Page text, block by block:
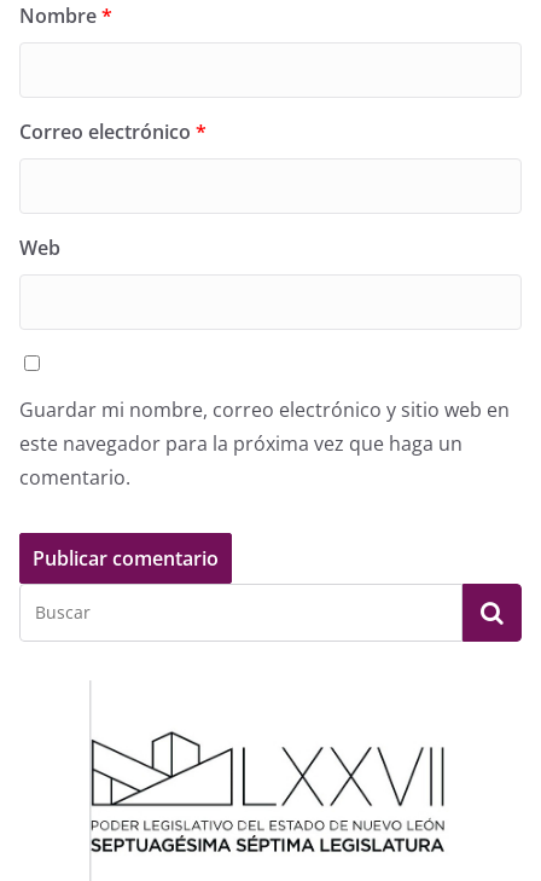
Nombre*
Correo electrónico *
Web
Guardar mi nombre, correo electrónico y sitio web en
este navegador para la próxima vez que haga un
comentario.